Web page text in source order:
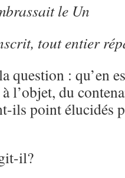
le Un
tout entier
question : qu’en
l’objet, du
ils point élucidés
il?